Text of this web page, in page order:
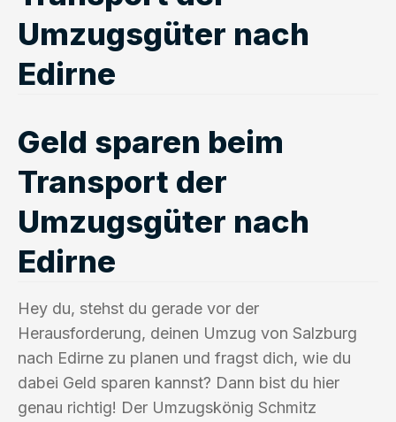
Umzugsgüter nach
Edirne
Geld sparen beim
Transport der
Umzugsgüter nach
Edirne
Hey du, stehst du gerade vor der
Herausforderung, deinen Umzug von Salzburg
nach Edirne zu planen und fragst dich, wie du
dabei Geld sparen kannst? Dann bist du hier
genau richtig! Der Umzugskönig Schmitz